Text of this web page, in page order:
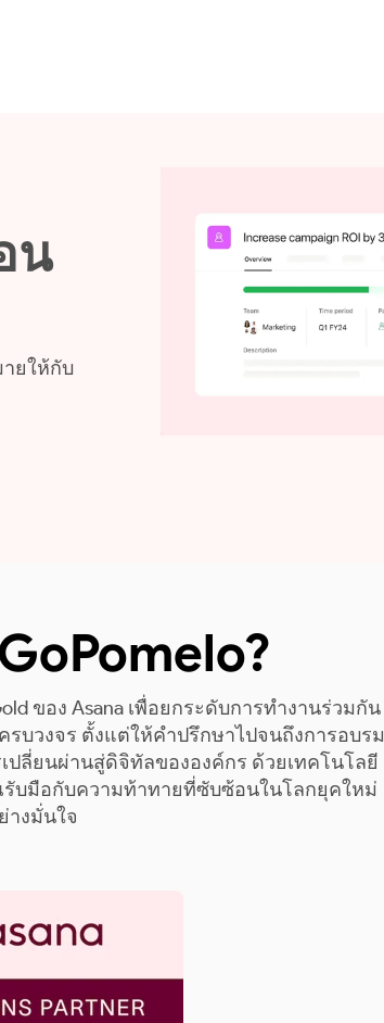
น
ยให้กับ
ของ Asana เพื่อยกระดับการทำงานร่วมกัน
บวงจร ตั้งแต่ให้คำปรึกษาไปจนถึงการอบรม
ลี่ยนผ่านสู่ดิจิทัลขององค์กร ด้วยเทคโนโลยี
บมือกับความท้าทายที่ซับซ้อนในโลกยุคใหม่
างมั่นใจ